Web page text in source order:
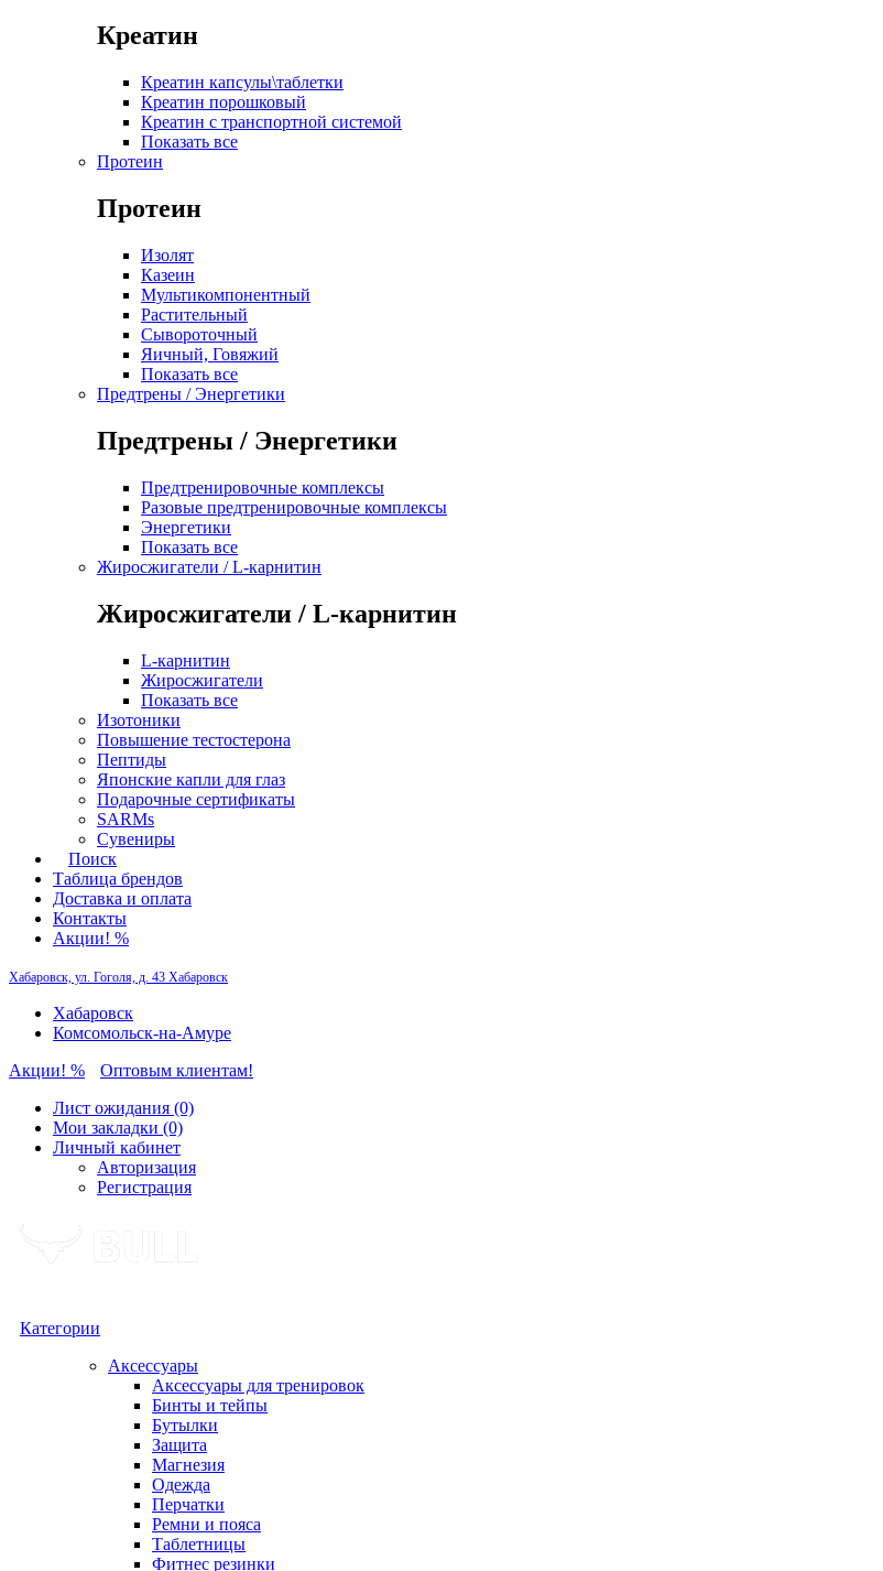
Креатин
Креатин капсулы\таблетки
Креатин порошковый
Креатин с транспортной системой
Показать все
Протеин
Протеин
Изолят
Казеин
Мультикомпонентный
Растительный
Сывороточный
Яичный, Говяжий
Показать все
Предтрены / Энергетики
Предтрены / Энергетики
Предтренировочные комплексы
Разовые предтренировочные комплексы
Энергетики
Показать все
Жиросжигатели / L-карнитин
Жиросжигатели / L-карнитин
L-карнитин
Жиросжигатели
Показать все
Изотоники
Повышение тестостерона
Пептиды
Японские капли для глаз
Подарочные сертификаты
SARMs
Сувениры
Поиск
Таблица брендов
Доставка и оплата
Контакты
Акции! %
Хабаровск, ул. Гоголя, д. 43 Хабаровск
Хабаровск
Комсомольск-на-Амуре
Акции! %
Оптовым клиентам!
Лист ожидания (0)
Мои закладки (0)
Личный кабинет
Авторизация
Регистрация
Категории
Аксессуары
Аксессуары для тренировок
Бинты и тейпы
Бутылки
Защита
Магнезия
Одежда
Перчатки
Ремни и пояса
Таблетницы
Фитнес резинки